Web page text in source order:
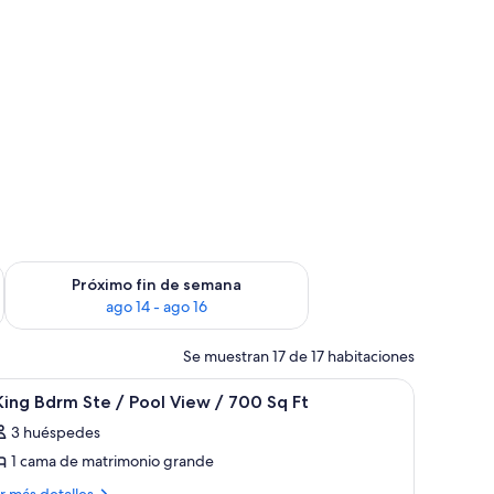
semana, ago 7 - ago 9
Próximo fin de semana
ago 14 - ago 16
Consulta la disponibilidad para el próximo fin de semana,
Se muestran 17 de 17 habitaciones
una silla y un televisor.Habitación de hotel con una cama grande,
4 Bdrm Ste / Pool View / 700 Sq Ft
3 huéspedes
1 cama de matrimonio grande